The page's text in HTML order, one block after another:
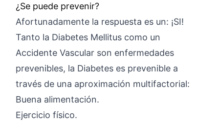
¿Se puede prevenir?
Afortunadamente la respuesta es un: ¡SI!
Tanto la Diabetes Mellitus como un
Accidente Vascular son enfermedades
prevenibles, la Diabetes es prevenible a
través de una aproximación multifactorial:
Buena alimentación.
Ejercicio físico.